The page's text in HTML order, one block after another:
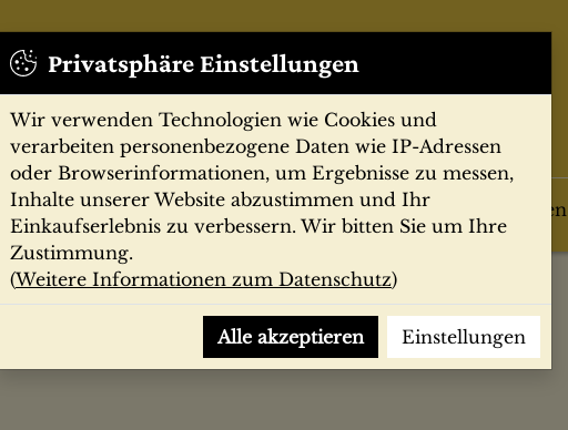
Privatsphäre Einstellungen
Wir verwenden Technologien wie Cookies und
verarbeiten personenbezogene Daten wie IP-Adressen
oder Browserinformationen, um Ergebnisse zu messen,
Inhalte unserer Website abzustimmen und Ihr
Einkaufserlebnis zu verbessern. Wir bitten Sie um Ihre
Zustimmung.
(Weitere Informationen zum Datenschutz)
Alle akzeptieren Einstellungen
Zeitschriften Filmprogramme Postkarten